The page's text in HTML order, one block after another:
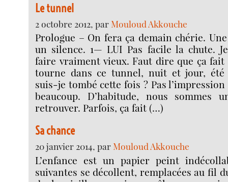
Le tunnel
2 octobre 2012, parMouloud Akkouche
Prologue – On fera ça demain chérie.
un silence. 1— LUI Pas facile la chute.
faire vraiment vieux. Faut dire que ça fait
tourne dans ce tunnel, nuit et jour, été
suis-je tombé cette fois ? Pas
beaucoup. D’habitude, nous sommes
retrouver. Parfois, ça fait (…)
Sa chance
20 janvier 2014, parMouloud Akkouche
L’enfance est un papier peint
suivantes se décollent, remplacées au fil